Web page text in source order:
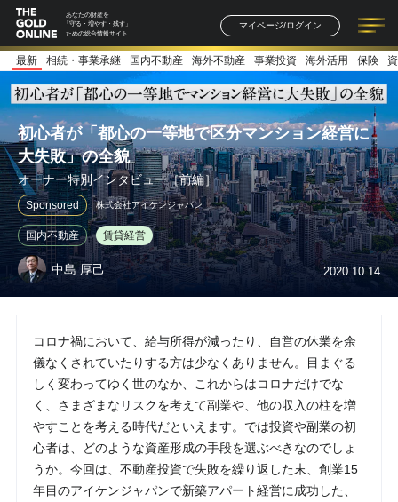
あなたの財産を
「守る・増やす・残す」
ための総合情報サイト
マイページ/ログイン
記事一覧 連載一覧
著者一覧 書籍一覧
最新 相続・事業承継 国内不動産 海外不動産 事業投資 海外活用 保険
初心者が「都心の一等地で区分マンション経営に
大失敗」の全貌
オーナー特別インタビュー［前編］
Sponsored 株式会社アイケンジャパン
国内不動産 賃貸経営
中島 厚己 2020.10.14
コロナ禍において、給与所得が減ったり、自営の休業を余
儀なくされていたりする方は少なくありません。目まぐる
しく変わってゆく世のなか、これからはコロナだけでな
く、さまざまなリスクを考えて副業や、他の収入の柱を増
やすことを考える時代だといえます。では投資や副業の初
心者は、どのような資産形成の手段を選ぶべきなのでしょ
うか。今回は、不動産投資で失敗を繰り返した末、創業15
年目のアイケンジャパンで新築アパート経営に成功した、